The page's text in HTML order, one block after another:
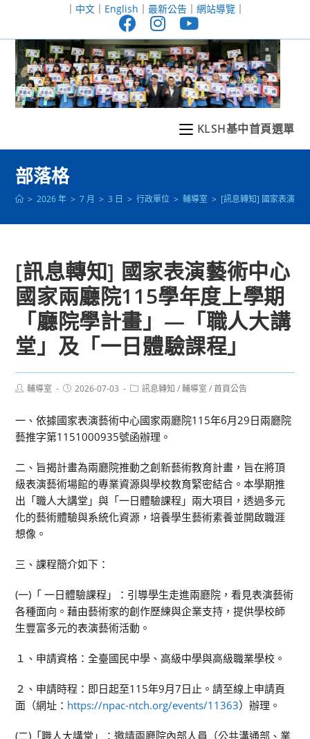
至
｜ 中文｜ English ｜ 最新公告｜ 網站導覽｜
KLSH基中首頁選單
部落格
> 2026 年 > 7 月 > 3 日 > 行政單位 > 輔導室 > [訊息轉知] 國家表演藝
[訊息轉知] 國家表演藝術中心
國家兩廳院115學年度上學期
「廳院學計畫」—「職人大講
堂」及「一日體驗課程」
Post輔導室
Post2026-07-03
Post訊息轉知 / 輔導室 / 首頁公告
一、依據國家表演藝術中心國家兩廳院115年6月29日兩廳院
藝推字第1151000935號函辦理。
二、旨揭計畫為兩廳院推動之創新藝術教育計畫，旨在將頂
級表演藝術場館的專業資源與學校教育緊密結合。本學期推
出「職人大講堂」與「一日體驗課程」兩大項目，透過多元
化的藝術體驗與系統化資源，培養學生藝術素養並開啟職涯
想像。
三、課程簡介如下：
(一)「 一日體驗課程」：引導學生走進兩廳院，看見表演藝術
各種面向。藉由藝術家的創作歷練與企業支持，提供學校師
生豐富多元的表演藝術活動。
１、申請資格：全臺國民中學、高級中學與高級職業學校。
２、申請時程：即日起至115年9月7日止。請至線上申請頁
面（網址： https://npac-ntch.org/events/11363）辦理。
(二)「職人大講堂」：邀請兩廳院內部人員（公共溝通部、業